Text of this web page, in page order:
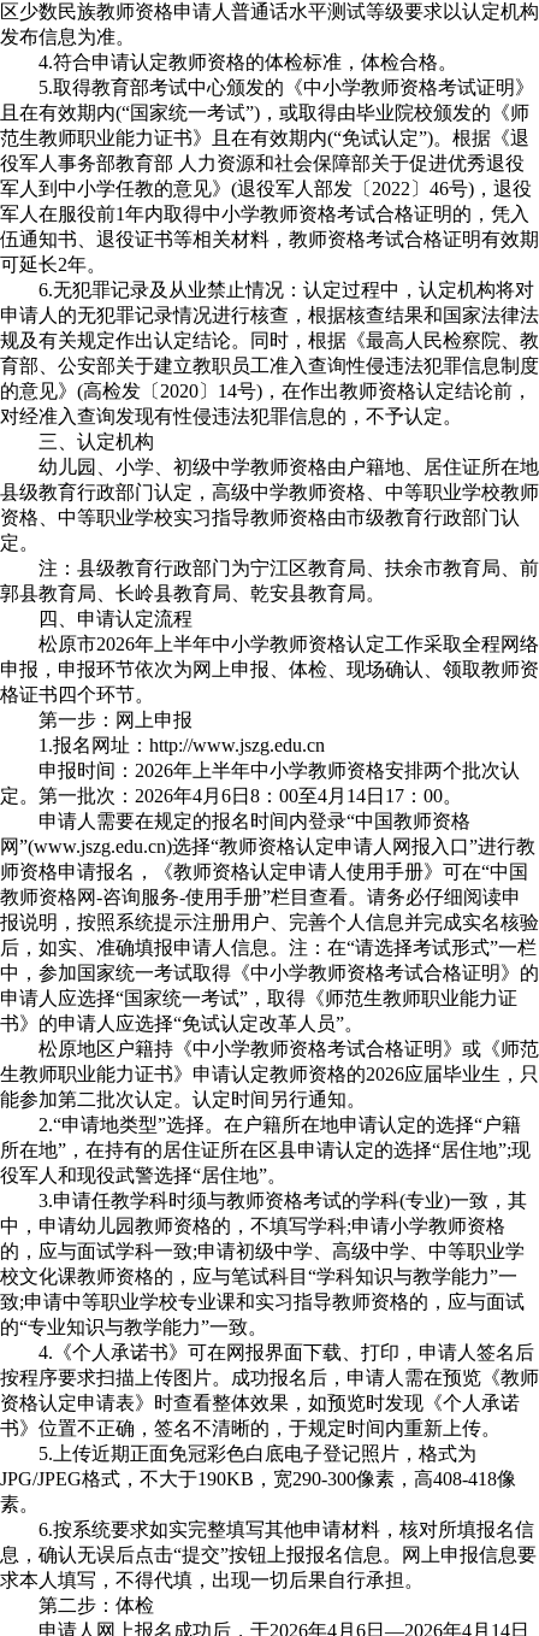
区少数民族教师资格申请人普通话水平测试等级要求以认定机构
发布信息为准。
4.符合申请认定教师资格的体检标准，体检合格。
5.取得教育部考试中心颁发的《中小学教师资格考试证明》
且在有效期内(“国家统一考试”)，或取得由毕业院校颁发的《师
范生教师职业能力证书》且在有效期内(“免试认定”)。根据《退
役军人事务部教育部 人力资源和社会保障部关于促进优秀退役
军人到中小学任教的意见》(退役军人部发〔2022〕46号)，退役
军人在服役前1年内取得中小学教师资格考试合格证明的，凭入
伍通知书、退役证书等相关材料，教师资格考试合格证明有效期
可延长2年。
6.无犯罪记录及从业禁止情况：认定过程中，认定机构将对
申请人的无犯罪记录情况进行核查，根据核查结果和国家法律法
规及有关规定作出认定结论。同时，根据《最高人民检察院、教
育部、公安部关于建立教职员工准入查询性侵违法犯罪信息制度
的意见》(高检发〔2020〕14号)，在作出教师资格认定结论前，
对经准入查询发现有性侵违法犯罪信息的，不予认定。
三、认定机构
幼儿园、小学、初级中学教师资格由户籍地、居住证所在地
县级教育行政部门认定，高级中学教师资格、中等职业学校教师
资格、中等职业学校实习指导教师资格由市级教育行政部门认
定。
注：县级教育行政部门为宁江区教育局、扶余市教育局、前
郭县教育局、长岭县教育局、乾安县教育局。
四、申请认定流程
松原市2026年上半年中小学教师资格认定工作采取全程网络
申报，申报环节依次为网上申报、体检、现场确认、领取教师资
格证书四个环节。
第一步：网上申报
1.报名网址：http://www.jszg.edu.cn
申报时间：2026年上半年中小学教师资格安排两个批次认
定。第一批次：2026年4月6日8：00至4月14日17：00。
申请人需要在规定的报名时间内登录“中国教师资格
网”(www.jszg.edu.cn)选择“教师资格认定申请人网报入口”进行教
师资格申请报名，《教师资格认定申请人使用手册》可在“中国
教师资格网-咨询服务-使用手册”栏目查看。请务必仔细阅读申
报说明，按照系统提示注册用户、完善个人信息并完成实名核验
后，如实、准确填报申请人信息。注：在“请选择考试形式”一栏
中，参加国家统一考试取得《中小学教师资格考试合格证明》的
申请人应选择“国家统一考试”，取得《师范生教师职业能力证
书》的申请人应选择“免试认定改革人员”。
松原地区户籍持《中小学教师资格考试合格证明》或《师范
生教师职业能力证书》申请认定教师资格的2026应届毕业生，只
能参加第二批次认定。认定时间另行通知。
2.“申请地类型”选择。在户籍所在地申请认定的选择“户籍
所在地”，在持有的居住证所在区县申请认定的选择“居住地”;现
役军人和现役武警选择“居住地”。
3.申请任教学科时须与教师资格考试的学科(专业)一致，其
中，申请幼儿园教师资格的，不填写学科;申请小学教师资格
的，应与面试学科一致;申请初级中学、高级中学、中等职业学
校文化课教师资格的，应与笔试科目“学科知识与教学能力”一
致;申请中等职业学校专业课和实习指导教师资格的，应与面试
的“专业知识与教学能力”一致。
4.《个人承诺书》可在网报界面下载、打印，申请人签名后
按程序要求扫描上传图片。成功报名后，申请人需在预览《教师
资格认定申请表》时查看整体效果，如预览时发现《个人承诺
书》位置不正确，签名不清晰的，于规定时间内重新上传。
5.上传近期正面免冠彩色白底电子登记照片，格式为
JPG/JPEG格式，不大于190KB，宽290-300像素，高408-418像
素。
6.按系统要求如实完整填写其他申请材料，核对所填报名信
息，确认无误后点击“提交”按钮上报报名信息。网上申报信息要
求本人填写，不得代填，出现一切后果自行承担。
第二步：体检
申请人网上报名成功后，于2026年4月6日—2026年4月14日